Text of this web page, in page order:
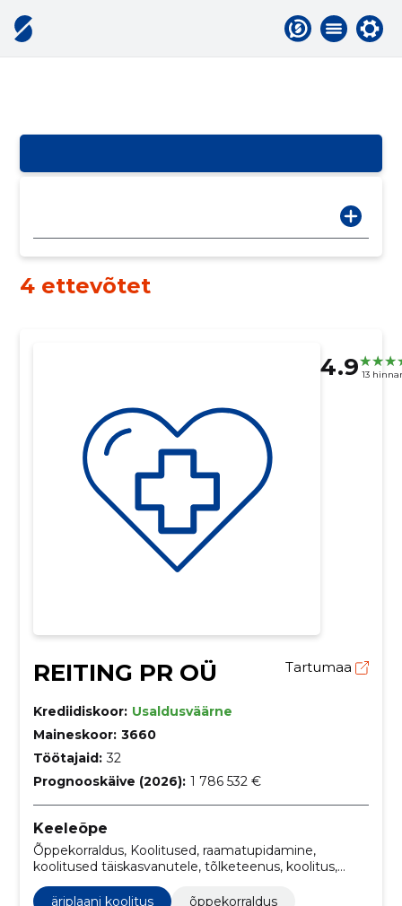
4 ettevõtet
4.9 13
REITING PR OÜ Tartumaa
Krediidiskoor: Usaldusväärne
Maineskoor: 3660
Töötajaid: 32
Prognooskäive (2026): 1 786 532 €
Keeleõpe
Õppekorraldus, Koolitused, raamatupidamine,
koolitused täiskasvanutele, tõlketeenus, koolitus,
Korteriühistute revisjonid, töötukassa koolitused,
äriplaan, Äriplaani koolitus
äriplaani koolitus
õppekorraldus